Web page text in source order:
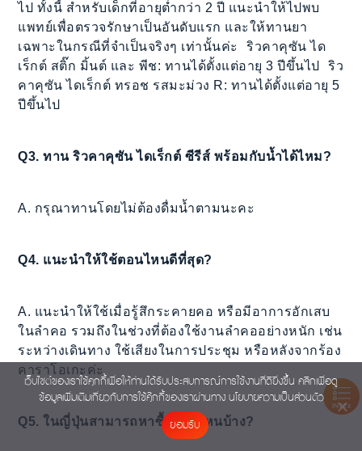
ไป ทั้งนี้ สำหรับเด็กที่อายุต่ำกว่า 2 ปี แนะนำให้ไปพบ
แพทย์เพื่อตรวจรักษาเป็นอันดับแรก และให้ทานยา
เฉพาะในกรณีที่จำเป็นจริงๆ เท่านั้นค่ะ ริวคาคุซัน ได
เร็กต์ สติ๊ก มิ้นต์ และ พีช: ทานได้ตั้งแต่อายุ 3 ปีขึ้นไป ริว
คาคุซัน ไดเร็กต์ ทรอช รสมะม่วง R: ทานได้ตั้งแต่อายุ 5
ปีขึ้นไป
Q3. ทาน ริวคาคุซัน ไดเร็กต์ ซีรีส์ พร้อมกับน้ำได้ไหม?
A. กรุณาทานโดยไม่ต้องดื่มน้ำตามนะคะ
Q4. แนะนำให้ใช้ตอนไหนดีที่สุด?
A. แนะนำให้ใช้เมื่อรู้สึกระคายคอ หรือมีอาการอักเสบ
ในลำคอ รวมถึงในช่วงที่ต้องใช้งานลำคออย่างหนัก เช่น
ระหว่างเดินทาง ใช้เสียงในการประชุม หรือหลังจากร้อง
คาราโอเกะค่ะ
Q5. ในญี่ปุ่นสามารถหาซื้อได้ที่ไหนบ้าง?
INDEX
เว็บไซต์ของเราใช้คุกกี้เพื่อให้ท่านได้รับประสบการณ์การใช้งานที่ดียิ่งขึ้น คลิกเพื่อดู
ข้อมูลเพิ่มเติมเกี่ยวกับการใช้คุ๊กกี้ของเราผ่านทาง นโยบายความเป็นส่วนตัว
ยอมรับ